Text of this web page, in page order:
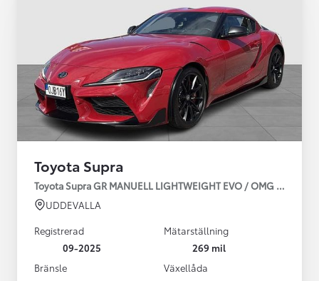
Toyota Supra
Toyota Supra GR MANUELL LIGHTWEIGHT EVO / OMG LEV!
UDDEVALLA
Registrerad
09-2025
Mätarställning
269 mil
Bränsle
Växellåda